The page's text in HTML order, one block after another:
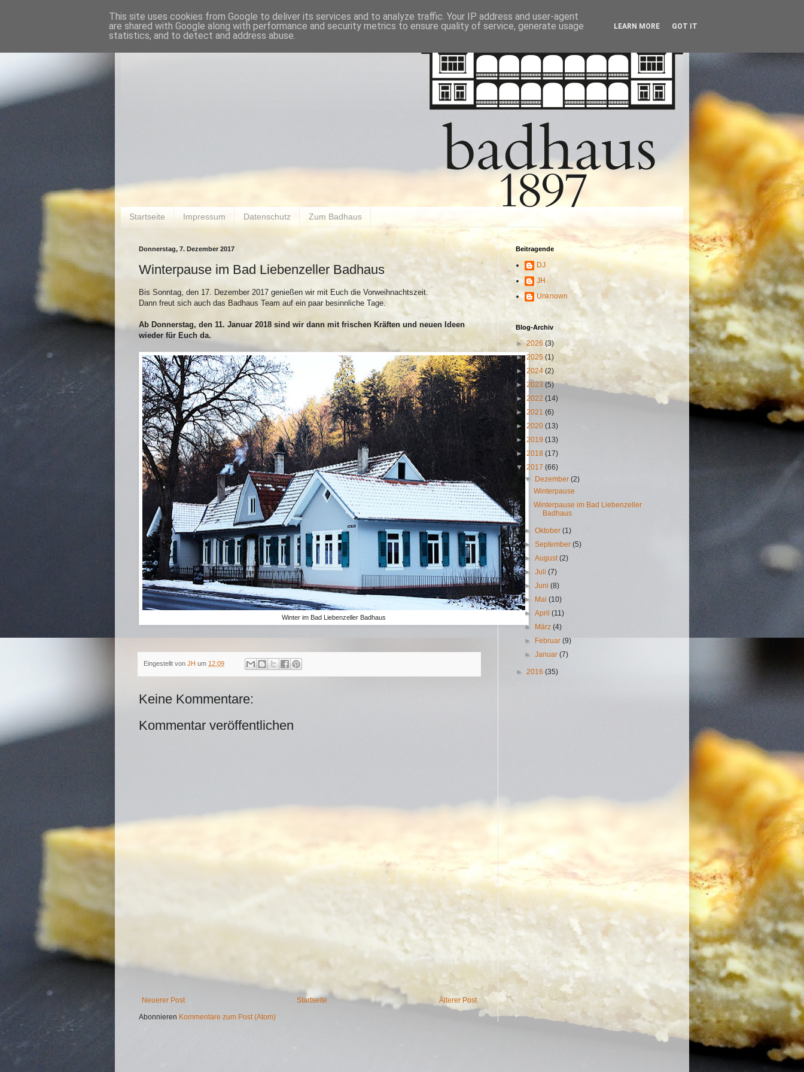
Startseite Impressum Datenschutz Zum Badhaus
Donnerstag, 7. Dezember 2017
Winterpause im Bad Liebenzeller Badhaus
Bis Sonntag, den 17. Dezember 2017 genießen wir mit Euch die Vorweihnachtszeit.
Dann freut sich auch das Badhaus Team auf ein paar besinnliche Tage.
Ab Donnerstag, den 11. Januar 2018 sind wir dann mit frischen Kräften und neuen Ideen
wieder für Euch da.
Winter im Bad Liebenzeller Badhaus
Eingestellt von JH um 12:09
Keine Kommentare:
Kommentar veröffentlichen
Neuerer Post Älterer Post
Startseite
Abonnieren Kommentare zum Post (Atom)
Beitragende
DJ
JH
Unknown
Blog-Archiv
►2026 (3)
►2025 (1)
► 2024 (2)
►2023 (5)
► 2022 (14)
► 2021 (6)
► 2020 (13)
► 2019 (13)
► 2018 (17)
▼ 2017 (66)
▼ Dezember(2)
Winterpause
Winterpause im Bad Liebenzeller
Badhaus
►Oktober(1)
►September(5)
►August(2)
►Juli(7)
►Juni(8)
► Mai(10)
►April(11)
► März(4)
► Februar(9)
►Januar(7)
► 2016 (35)
This site uses cookies from Google to deliver its services and to analyze traffic. Your IP address and user-agent
are shared with Google along with performance and security metrics to ensure quality of service, generate usage
statistics, and to detect and address abuse.
LEARN MORE GOT IT